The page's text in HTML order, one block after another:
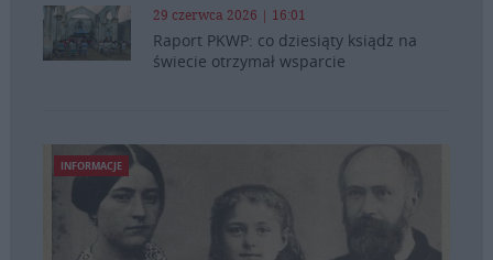
29 czerwca 2026 | 16:01
Raport PKWP: co dziesiąty ksiądz na
świecie otrzymał wsparcie
INFORMACJE